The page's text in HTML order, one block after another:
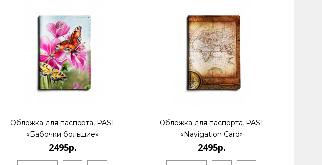
Обложка для паспорта, PAS1
«Бабочки большие»
2495р.
Обложка для паспорта, PAS1
«Navigation Card»
2495р.